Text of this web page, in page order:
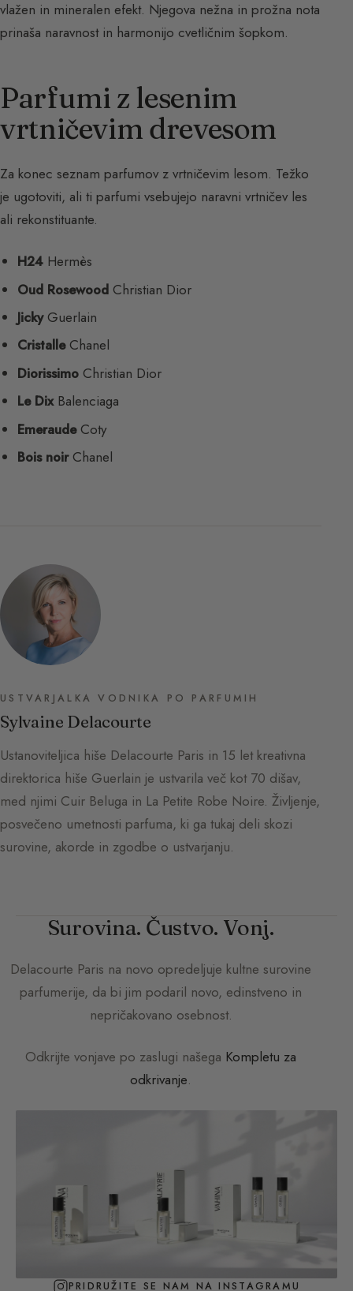
vlažen in mineralen efekt. Njegova nežna in prožna nota
prinaša naravnost in harmonijo cvetličnim šopkom.
Parfumi z lesenim
vrtničevim drevesom
Za konec seznam parfumov z vrtničevim lesom. Težko
je ugotoviti, ali ti parfumi vsebujejo naravni vrtničev les
ali rekonstituante.
H24 Hermès
Oud Rosewood Christian Dior
JickyGuerlain
CristalleChanel
Diorissimo Christian Dior
Le DixBalenciaga
EmeraudeCoty
Bois noirChanel
USTVARJALKA VODNIKA PO PARFUMIH
Sylvaine Delacourte
Ustanoviteljica hiše Delacourte Paris in 15 let kreativna
direktorica hiše Guerlain je ustvarila več kot 70 dišav,
med njimi Cuir Beluga in La Petite Robe Noire. Življenje,
posvečeno umetnosti parfuma, ki ga tukaj deli skozi
surovine, akorde in zgodbe o ustvarjanju.
Surovina. Čustvo. Vonj.
Delacourte Paris na novo opredeljuje kultne surovine
parfumerije, da bi jim podaril novo, edinstveno in
nepričakovano osebnost.
Odkrijte vonjave po zaslugi našega Kompletu za
odkrivanje.
PRIDRUŽITE SE NAM NA INSTAGRAMU